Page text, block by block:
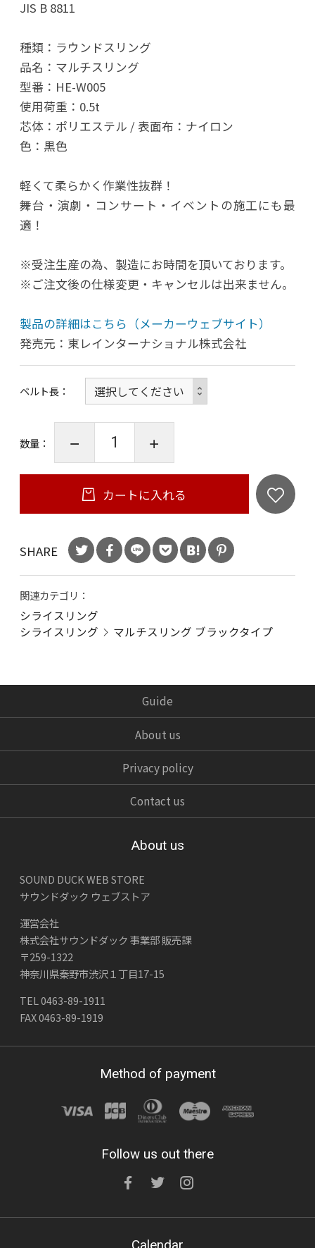
JIS B 8811
種類：ラウンドスリング
品名：マルチスリング
型番：HE-W005
使用荷重：0.5t
芯体：ポリエステル / 表面布：ナイロン
色：黒色
軽くて柔らかく作業性抜群！
舞台・演劇・コンサート・イベントの施工にも最
適！
※受注生産の為、製造にお時間を頂いております。
※ご注文後の仕様変更・キャンセルは出来ません。
製品の詳細はこちら（メーカーウェブサイト）
発売元：東レインターナショナル株式会社
ベルト長
数量：
カートに入れる
SHARE
関連カテゴリ：
シライスリング
シライスリング
マルチスリング ブラックタイプ
Guide
About us
Privacy policy
Contact us
About us
SOUND DUCK WEB STORE
サウンドダック ウェブストア
運営会社
株式会社サウンドダック 事業部 販売課
〒259-1322
神奈川県秦野市渋沢１丁目17-15
TEL 0463-89-1911
FAX 0463-89-1919
Method of payment
Follow us out there
Calendar